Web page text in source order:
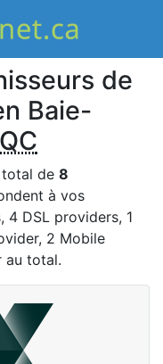
de
Baie-
QC
de 8
à vos
4 DSL providers, 1
2 Mobile
au total.